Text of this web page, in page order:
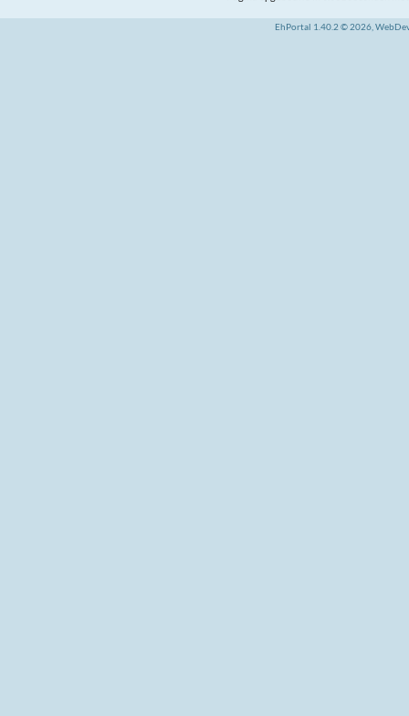
EhPortal 1.40.2 © 2026,